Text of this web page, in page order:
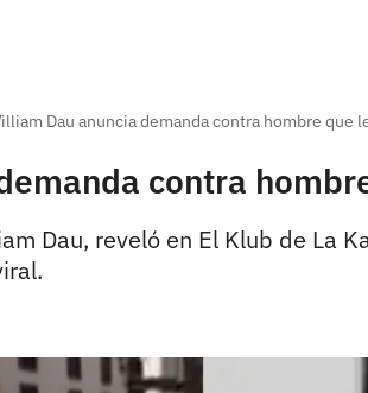
Dau anuncia demanda contra hombre que
contra
Dau, reveló en El Klub de La